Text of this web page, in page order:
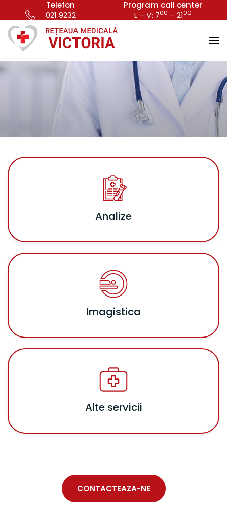
Telefon
021 9232
Program call center
L – V: 700 – 2100
Analize
Imagistica
Alte servicii
CONTACTEAZA-NE